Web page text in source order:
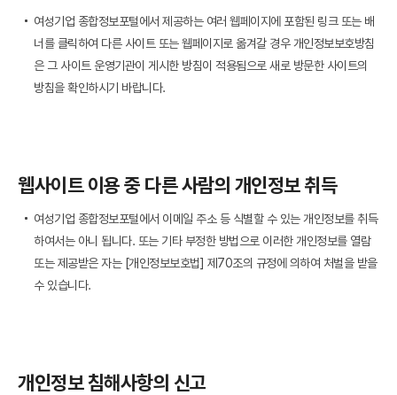
여성기업 종합정보포털에서 제공하는 여러 웹페이지에 포함된 링크 또는 배
너를 클릭하여 다른 사이트 또는 웹페이지로 옮겨갈 경우 개인정보보호방침
은 그 사이트 운영기관이 게시한 방침이 적용됨으로 새로 방문한 사이트의
방침을 확인하시기 바랍니다.
웹사이트 이용 중 다른 사람의 개인정보 취득
여성기업 종합정보포털에서 이메일 주소 등 식별할 수 있는 개인정보를 취득
하여서는 아니 됩니다. 또는 기타 부정한 방법으로 이러한 개인정보를 열람
또는 제공받은 자는 [개인정보보호법] 제70조의 규정에 의하여 처벌을 받을
수 있습니다.
개인정보 침해사항의 신고